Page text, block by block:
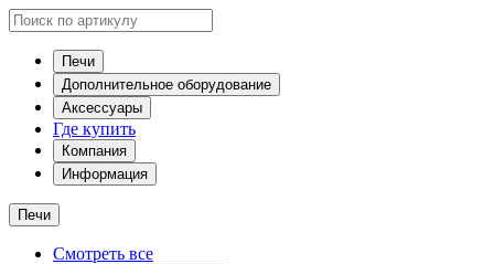
Печи
Дополнительное оборудование
Аксессуары
Где купить
Компания
Информация
Печи
Смотреть все